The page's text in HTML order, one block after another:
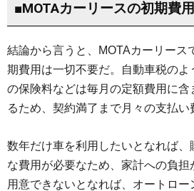
■MOTAカーリースの初期費
結論から言うと、MOTAカーリース
期費用は一切不要だ。自動車税のよ
の保険料などは毎月の定額費用に含
るため、契約満了まで月々の支払い
数年だけ車を利用したいとなれば
な費用が必要なため、家計への負
用意できないとなれば、オートロ